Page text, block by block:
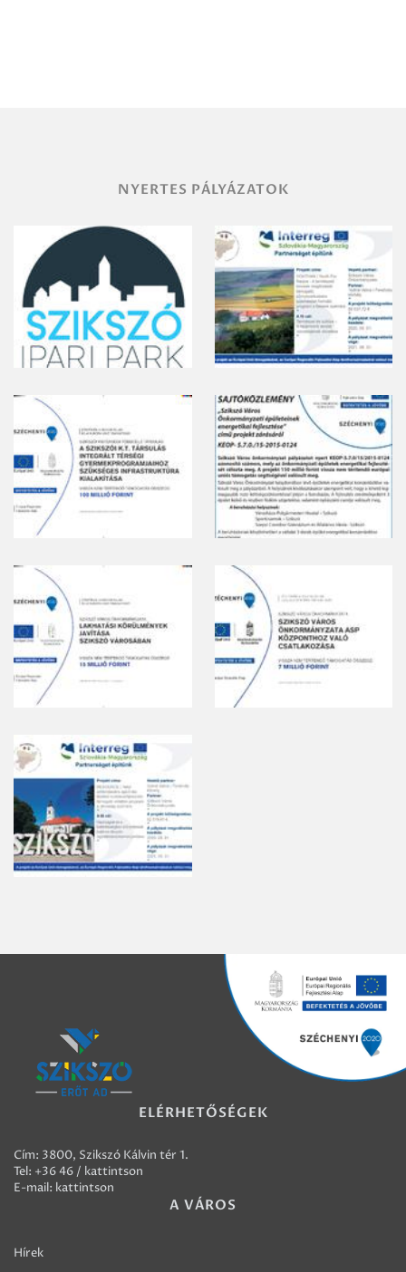
NYERTES PÁLYÁZATOK
ELÉRHETŐSÉGEK
Cím: 3800, Szikszó Kálvin tér 1.
Tel: +36 46 / kattintson
E-mail: kattintson
A VÁROS
Hírek